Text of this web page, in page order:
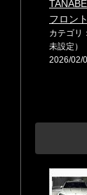
フロン
カテゴリ
未設定）
2026/02/